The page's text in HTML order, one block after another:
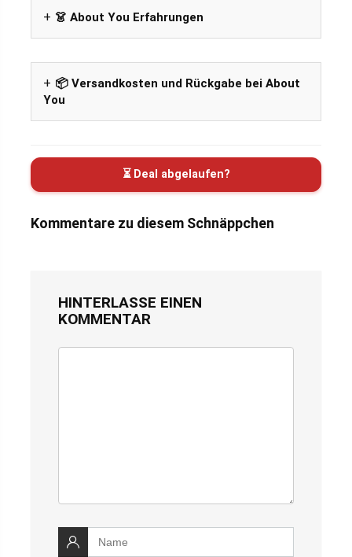
👗 About You Erfahrungen
📦 Versandkosten und Rückgabe bei About
You
⏳ Deal abgelaufen?
Kommentare zu diesem Schnäppchen
HINTERLASSE EINEN
KOMMENTAR